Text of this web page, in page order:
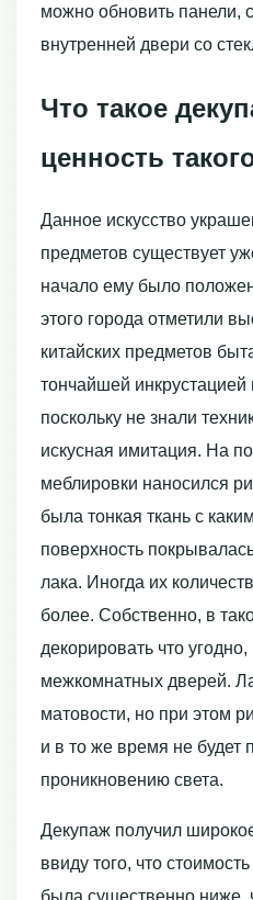
можно обновить панели,
внутренней двери со
Что такое
ценность
Данное искусство
предметов существует
начало ему было
этого города отметили
китайских предметов
тончайшей инкрустацией
поскольку не знали
искусная имитация. На
меблировки наносился
была тонкая ткань с
поверхность
лака. Иногда их
более. Собственно, в
декорировать что
межкомнатных дверей.
матовости, но при этом
и в то же время не будет
проникновению света.
Декупаж получил
ввиду того, что
была существенно ниже,